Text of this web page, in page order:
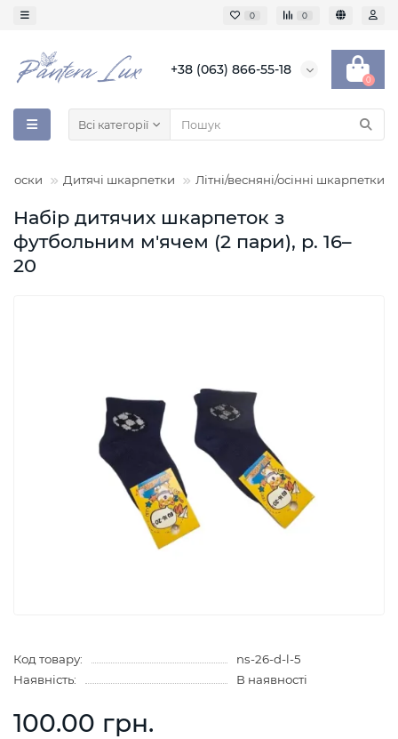
0 0
+38 (063) 866-55-18
0
Всі категорії
Носки Дитячі шкарпетки Літні/весняні/осінні шкарпетки
Набір дитячих шкарпеток з
футбольним м'ячем (2 пари), р. 16–
20
Код товару:
ns-26-d-l-5
Наявність:
В наявності
100.00 грн.